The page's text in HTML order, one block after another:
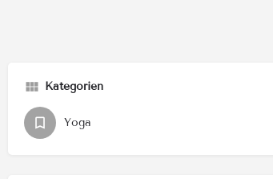
Kategorien
Yoga